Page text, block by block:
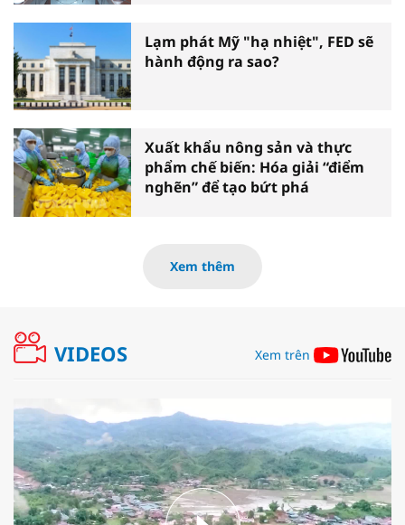
Lạm phát Mỹ "hạ nhiệt", FED sẽ
hành động ra sao?
Xuất khẩu nông sản và thực
phẩm chế biến: Hóa giải “điểm
nghẽn” để tạo bứt phá
Xem thêm
VIDEOS Xem trên